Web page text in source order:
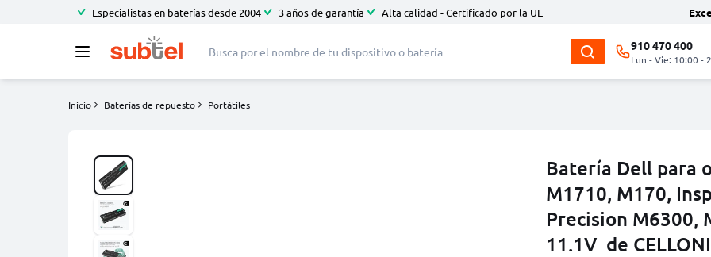
Especialistas en baterías desde 2004 3 años de garantía Alta calidad - Certificado por la UE
910 470 400
Lun - Vie: 10:00 -
Inicio Baterías de repuesto Portátiles
Batería Dell para
M1710, M170,
Precision M6300,
11.1V de